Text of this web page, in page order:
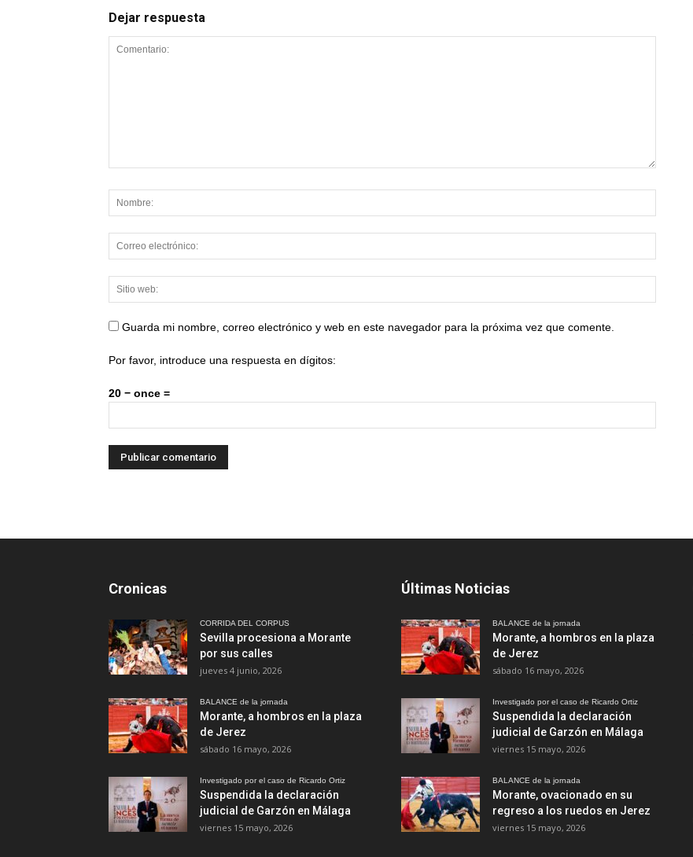
Dejar respuesta
Guarda mi nombre, correo electrónico y web en este navegador para la próxima vez que comente.
Por favor, introduce una respuesta en dígitos:
20 − once =
Cronicas
CORRIDA DEL CORPUS
Sevilla procesiona a Morante
por sus calles
jueves 4 junio, 2026
BALANCE de la jornada
Morante, a hombros en la plaza
de Jerez
sábado 16 mayo, 2026
Investigado por el caso de Ricardo Ortiz
Suspendida la declaración
judicial de Garzón en Málaga
viernes 15 mayo, 2026
Últimas Noticias
BALANCE de la jornada
Morante, a hombros en la plaza
de Jerez
sábado 16 mayo, 2026
Investigado por el caso de Ricardo Ortiz
Suspendida la declaración
judicial de Garzón en Málaga
viernes 15 mayo, 2026
BALANCE de la jornada
Morante, ovacionado en su
regreso a los ruedos en Jerez
viernes 15 mayo, 2026